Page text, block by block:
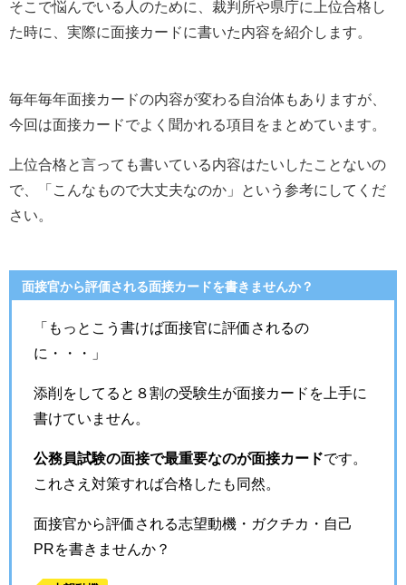
そこで悩んでいる人のために、裁判所や県庁に上位合格し
た時に、実際に面接カードに書いた内容を紹介します。
毎年毎年面接カードの内容が変わる自治体もありますが、
今回は面接カードでよく聞かれる項目をまとめています。
上位合格と言っても書いている内容はたいしたことないの
で、「こんなもので大丈夫なのか」という参考にしてくだ
さい。
面接官から評価される面接カードを書きませんか？
「もっとこう書けば面接官に評価されるの
に・・・」
添削をしてると８割の受験生が面接カードを上手に
書けていません。
公務員試験の面接で最重要なのが面接カードです。
これさえ対策すれば合格したも同然。
面接官から評価される志望動機・ガクチカ・自己
PRを書きませんか？